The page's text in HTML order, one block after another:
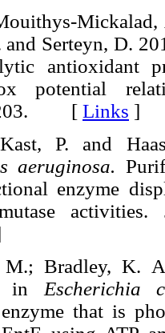
and Serteyn, D.
antioxidant
potential
203. [ Links ]
P. and
aeruginosa.
enzyme
Bradley, K.
in Escherichia
that is